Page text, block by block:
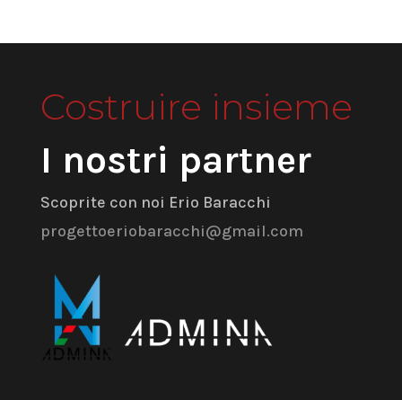
Costruire insieme
I nostri partner
Scoprite con noi Erio Baracchi
progettoeriobaracchi@gmail.com